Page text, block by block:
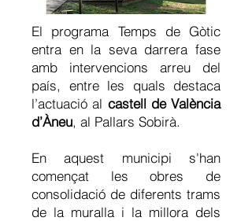
El programa Temps de Gòtic
entra en la seva darrera fase
amb intervencions arreu del
país, entre les quals destaca
l’actuació al castell de València
d’Àneu, al Pallars Sobirà.
En aquest municipi s'han
començat les obres de
consolidació de diferents trams
de la muralla i la millora dels